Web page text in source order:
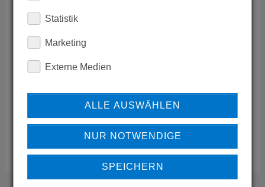
THORIR SIGURGEIRSSON
Tengi ehf
Smiajuvegur 11,202
Telefon:+354-564-1088
+354-564-1089
Mail:tengi(at)tengi.is
ZUSTÄNDIGKEIT REGION
Statistik
Marketing
Externe Medien
ALLE AUSWÄHLEN
NUR NOTWENDIGE
SPEICHERN